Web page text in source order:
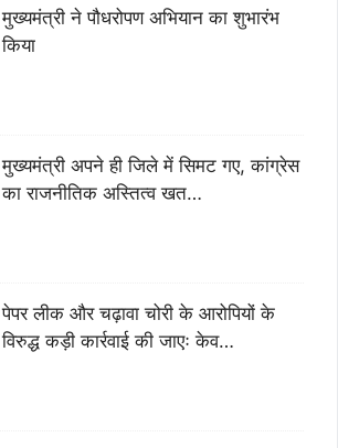
मुख्यमंत्री ने पौधरोपण अभियान का शुभारंभ
किया
मुख्यमंत्री अपने ही जिले में सिमट गए, कांग्रेस
का राजनीतिक अस्तित्व खत…
पेपर लीक और चढ़ावा चोरी के आरोपियों के
विरुद्ध कड़ी कार्रवाई की जाएः केव…